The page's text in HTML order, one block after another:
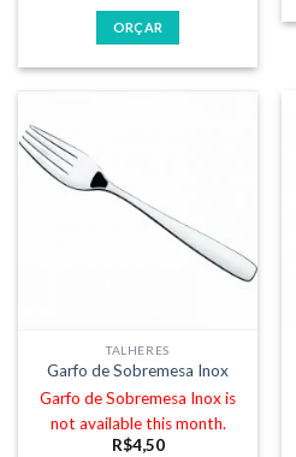
ORÇAR
TALHERES
Garfo de Sobremesa Inox
Garfo de Sobremesa Inox is
not available this month.
R$4,50